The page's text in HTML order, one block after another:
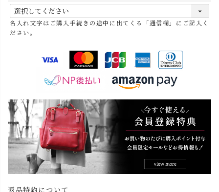
(
必
須
名入れ文字はご購入手続きの途中に出てくる「通信欄」にご記入く
ださい。
返品特約について